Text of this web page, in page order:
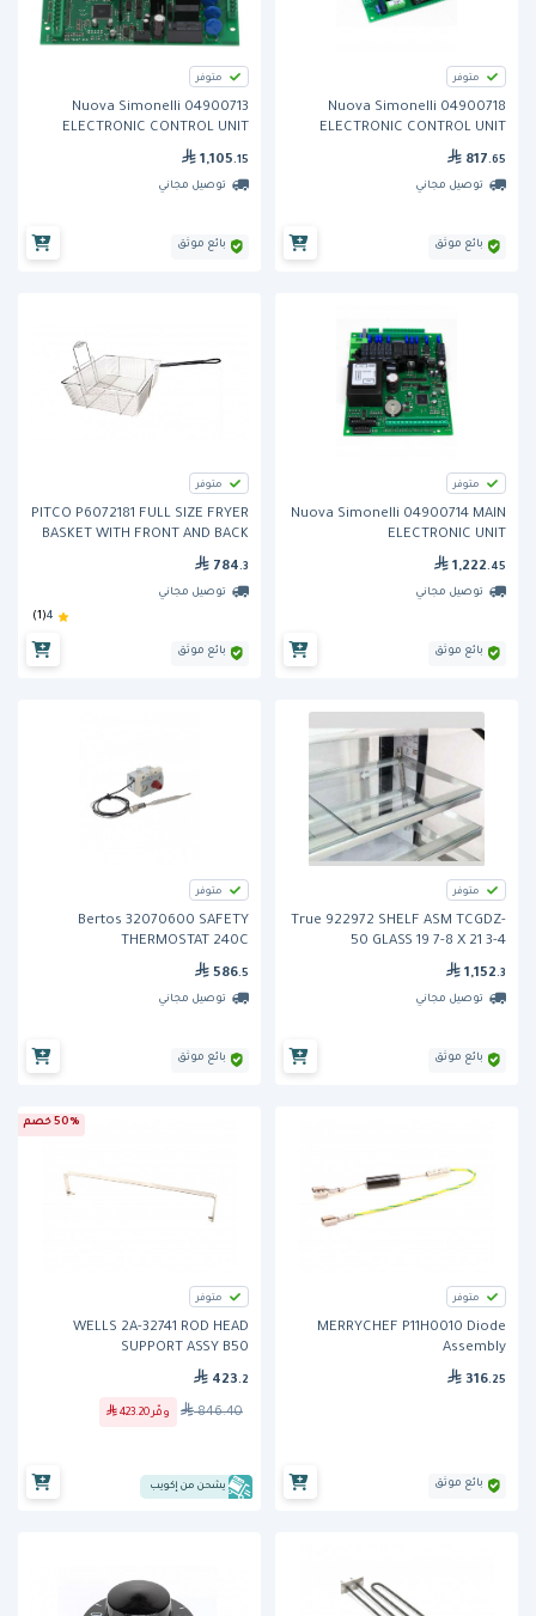
متوفر
Nuova Simonelli 04900718
ELECTRONIC CONTROL UNIT
AURELIA
817 .65
توصيل مجاني
بائع موثق
متوفر
Nuova Simonelli 04900713
ELECTRONIC CONTROL UNIT
1,105 .15
توصيل مجاني
بائع موثق
متوفر
Nuova Simonelli 04900714 MAIN
ELECTRONIC UNIT
1,222 .45
توصيل مجاني
بائع موثق
متوفر
PITCO P6072181 FULL SIZE FRYER
BASKET WITH FRONT AND BACK
HOOKS
784 .3
توصيل مجاني
بائع موثق
4
(1)
متوفر
True 922972 SHELF ASM TCGDZ-
50 GLASS 19 7-8 X 21 3-4
1,152 .3
توصيل مجاني
بائع موثق
متوفر
Bertos 32070600 SAFETY
THERMOSTAT 240C
586.5
توصيل مجاني
بائع موثق
متوفر
MERRYCHEF P11H0010 Diode
Assembly
316.25
بائع موثق
50% خصم
متوفر
WELLS 2A-32741 ROD HEAD
SUPPORT ASSY B50
423 .2
846.40 وفّر 423.20
يشحن من إكويب